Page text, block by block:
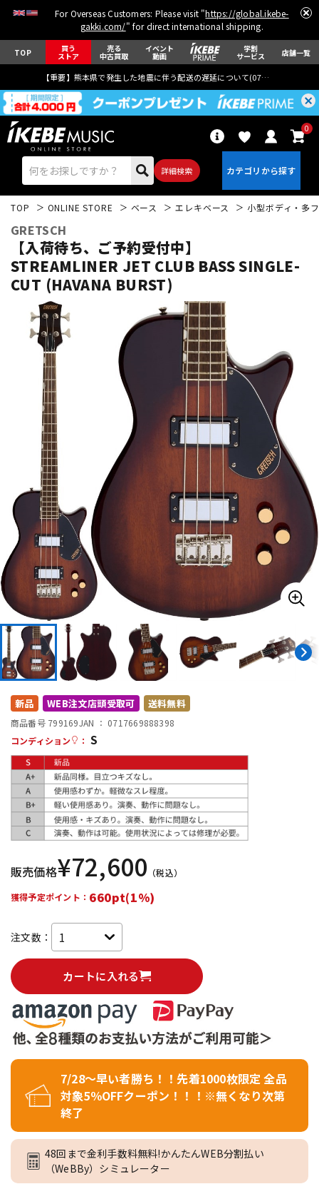
For Overseas Customers: Please visit "https://global.ikebe-
gakki.com/" for direct international shipping.
TOP 買う
ストア
売る
中古買取
イベント
動画
学割
サービス 店舗一覧
【重要】熊本県で発生した地震に伴う配送の遅延について(07月29日
詳細検索
0
エレキギター
ベース ウクレレ
パーカッション
電子ピアノ
その他楽器
アンプ エフェクター
DJ機器
DTM オンライン納品 レコーディング機器
配信/ライブ機器
TOP ONLINE STORE ベース エレキベース 小型ボディ・多
GRETSCH
【入荷待ち、ご予約受付中】
STREAMLINER JET CLUB BASS SINGLE-
CUT (HAVANA BURST)
新品 WEB注文店頭受取可 送料無料
商品番号 799169JAN ： 0717669888398
コンディション
： S
販売価格¥72,600 （税込）
獲得予定ポイント： 660pt(1%)
注文数：
カートに入れる
7/28～早い者勝ち！！先着1000枚限定 全品
対象5％OFFクーポン！！！※無くなり次第
終了
48回まで金利手数料無料!かんたんWEB分割払い
（WeBBy）シミュレーター